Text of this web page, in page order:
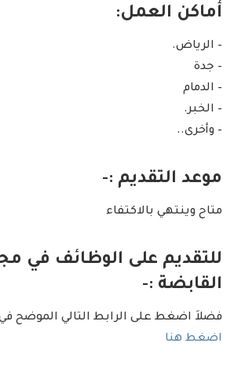
أماكن العمل:
– الرياض.
– جدة
– الدمام
– الخبر.
– وأخرى..
موعد التقديم :-
متاح وينتهي بالاكتفاء
للتقديم على الوظائف في
القابضة :-
فضلاَ اضغط على الرابط التالي الموضح
اضغط هنا